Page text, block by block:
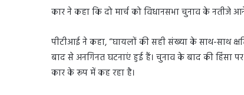
कार ने कहा कि दो मार्च को विधानसभा चुनाव के नतीजे
पीटीआई ने कहा, “घायलों की सही संख्या के साथ-साथ
बाद से अनगिनत घटनाएं हुई हैं। चुनाव के बाद की हिंसा
कार के रूप में कह रहा है।